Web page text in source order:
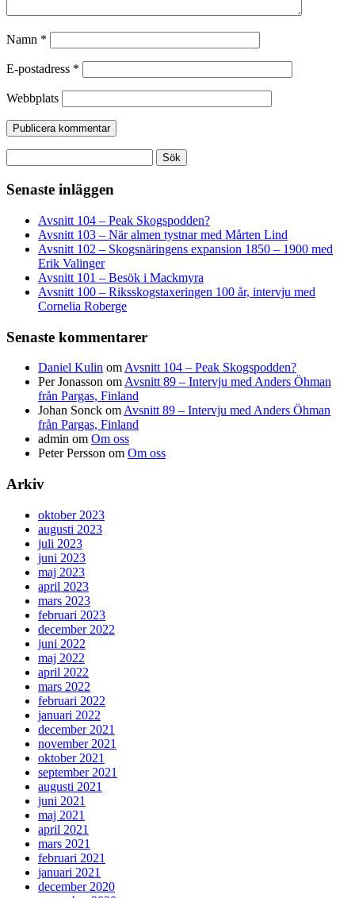
Namn *
E-postadress *
Webbplats
efter:
Senaste inläggen
Avsnitt 104 – Peak Skogspodden?
Avsnitt 103 – När almen tystnar med Mårten Lind
Avsnitt 102 – Skogsnäringens expansion 1850 – 1900 med
Erik Valinger
Avsnitt 101 – Besök i Mackmyra
Avsnitt 100 – Riksskogstaxeringen 100 år, intervju med
Cornelia Roberge
Senaste kommentarer
Daniel Kulin om Avsnitt 104 – Peak Skogspodden?
Per Jonasson om Avsnitt 89 – Intervju med Anders Öhman
från Pargas, Finland
Johan Sonck om Avsnitt 89 – Intervju med Anders Öhman
från Pargas, Finland
admin om Om oss
Peter Persson om Om oss
Arkiv
oktober 2023
augusti 2023
juli 2023
juni 2023
maj 2023
april 2023
mars 2023
februari 2023
december 2022
juni 2022
maj 2022
april 2022
mars 2022
februari 2022
januari 2022
december 2021
november 2021
oktober 2021
september 2021
augusti 2021
juni 2021
maj 2021
april 2021
mars 2021
februari 2021
januari 2021
december 2020